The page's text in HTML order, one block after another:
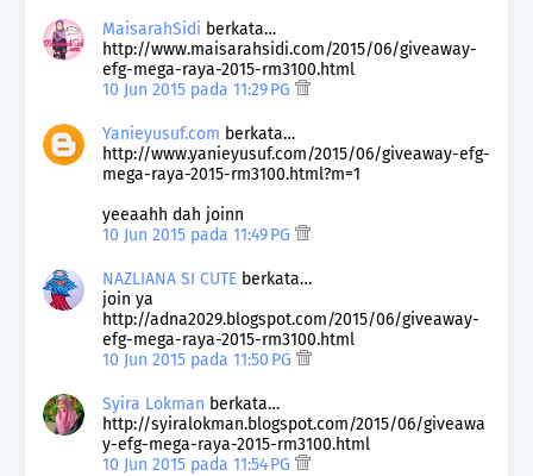
MaisarahSidi berkata…
http://www.maisarahsidi.com/2015/06/giveaway-
efg-mega-raya-2015-rm3100.html
10 Jun 2015 pada 11:29 PG
Yanieyusuf.com berkata…
http://www.yanieyusuf.com/2015/06/giveaway-efg-
mega-raya-2015-rm3100.html?m=1
yeeaahh dah joinn
10 Jun 2015 pada 11:49 PG
NAZLIANA SI CUTE berkata…
join ya
http://adna2029.blogspot.com/2015/06/giveaway-
efg-mega-raya-2015-rm3100.html
10 Jun 2015 pada 11:50 PG
Syira Lokman berkata…
http://syiralokman.blogspot.com/2015/06/giveawa
y-efg-mega-raya-2015-rm3100.html
10 Jun 2015 pada 11:54 PG